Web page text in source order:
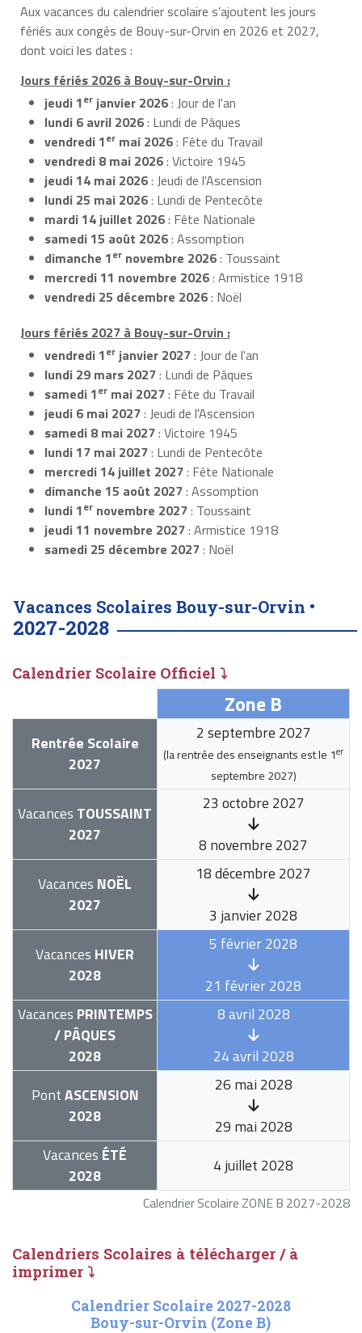
Aux vacances du calendrier scolaire s’ajoutent les jours
fériés aux congés de Bouy-sur-Orvin en 2026 et 2027,
dont voici les dates :
Jours fériés 2026 à Bouy-sur-Orvin :
jeudi 1er janvier 2026: Jour de l'an
lundi 6 avril 2026: Lundi de Pâques
vendredi 1er mai 2026: Fête du Travail
vendredi 8 mai 2026: Victoire 1945
jeudi 14 mai 2026: Jeudi de l'Ascension
lundi 25 mai 2026: Lundi de Pentecôte
mardi 14 juillet 2026: Fête Nationale
samedi 15 août 2026: Assomption
dimanche 1er novembre 2026: Toussaint
mercredi 11 novembre 2026: Armistice 1918
vendredi 25 décembre 2026: Noël
Jours fériés 2027 à Bouy-sur-Orvin :
vendredi 1er janvier 2027: Jour de l'an
lundi 29 mars 2027: Lundi de Pâques
samedi 1er mai 2027: Fête du Travail
jeudi 6 mai 2027: Jeudi de l'Ascension
samedi 8 mai 2027: Victoire 1945
lundi 17 mai 2027: Lundi de Pentecôte
mercredi 14 juillet 2027: Fête Nationale
dimanche 15 août 2027: Assomption
lundi 1er novembre 2027: Toussaint
jeudi 11 novembre 2027: Armistice 1918
samedi 25 décembre 2027: Noël
Vacances Scolaires Bouy-sur-Orvin •
2027-2028
Calendrier Scolaire Officiel ⤵
Calendrier Scolaire ZONE B 2027-2028
Zone B
Rentrée Scolaire
2027
2 septembre 2027
(la rentrée des enseignants est le 1er
septembre 2027)
Vacances TOUSSAINT
2027
23 octobre 2027
8 novembre 2027
Vacances NOËL
2027
18 décembre 2027
3 janvier 2028
Vacances HIVER
2028
5 février 2028
21 février 2028
Vacances PRINTEMPS
/ PÂQUES
2028
8 avril 2028
24 avril 2028
PontASCENSION
2028
26 mai 2028
29 mai 2028
Vacances ÉTÉ
2028
4 juillet 2028
Calendriers Scolaires à télécharger / à
imprimer ⤵
Calendrier Scolaire 2027-2028
Bouy-sur-Orvin (Zone B)